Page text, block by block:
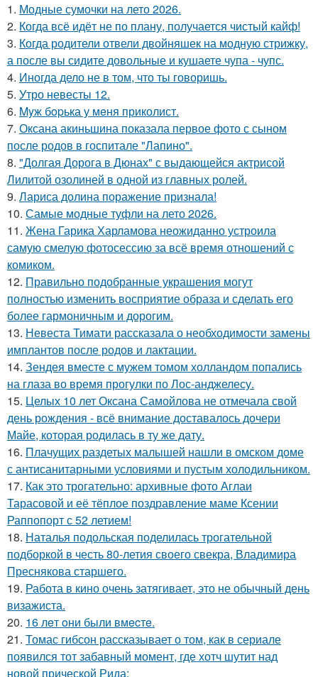
1. Модные сумочки на лето 2026.
2. Когда всё идёт не по плану, получается чистый кайф!
3. Когда родители отвели двойняшек на модную стрижку,
а после вы сидите довольные и кушаете чупа - чупс.
4. Иногда дело не в том, что ты говоришь.
5. Утро невесты 12.
6. Myж бopька у мeня приколист.
7. Оксана акиньшина показала первое фото с сыном
после родов в госпитале "Лапино".
8. "Долгая Дорога в Дюнах" с выдающейся актрисой
Лилитой озолиней в одной из главных ролей.
9. Лариса долина поражение признала!
10. Самые модные туфли на лето 2026.
11. Жена Гарика Харламова неожиданно устроила
самую смелую фотосессию за всё время отношений с
комиком.
12. Правильно подобранные украшения могут
полностью изменить восприятие образа и сделать его
более гармоничным и дорогим.
13. Невеста Тимати рассказала о необходимости замены
имплантов после родов и лактации.
14. Зендея вместе с мужем томом холландом попались
на глаза во время прогулки по Лос-анджелесу.
15. Целых 10 лет Оксана Самойлова не отмечала свой
день рождения - всё внимание доставалось дочери
Майе, которая родилась в ту же дату.
16. Плачущих раздетых малышей нашли в омском доме
с антисанитарными условиями и пустым холодильником.
17. Как это трогательно: архивные фото Аглаи
Тарасовой и её тёплое поздравление маме Ксении
Раппопорт с 52 летием!
18. Наталья подольская поделилась трогательной
подборкой в честь 80-летия своего свекра, Владимира
Преснякова старшего.
19. Работа в кино очень затягивает, это не обычный день
визажиста.
20. 16 лeт oни были вмecтe.
21. Томас гибсон рассказывает о том, как в сериале
появился тот забавный момент, где хотч шутит над
новой прической Рида: